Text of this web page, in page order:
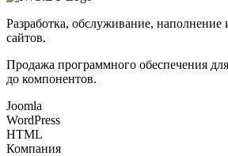
Разработка, обслуживание,
сайтов.
Продажа программного обеспечения
до компонентов.
Joomla
WordPress
HTML
Компания